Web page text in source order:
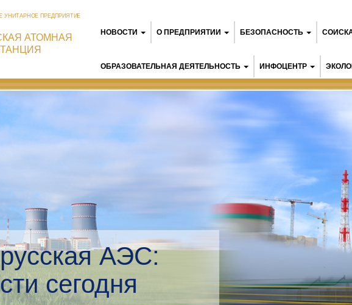
УНИТАРНОЕ ПРЕДПРИЯТИЕ
АТОМНАЯ
НОВОСТИ О ПРЕДПРИЯТИИ БЕЗОПАСНОСТЬ
ОБРАЗОВАТЕЛЬНАЯ ДЕЯТЕЛЬНОСТЬ ИНФОЦЕНТР